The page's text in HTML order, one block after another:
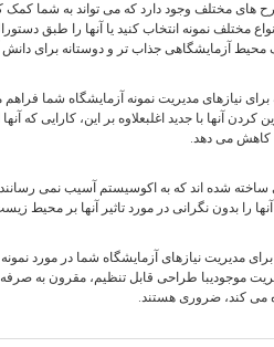
در رنگ ها و طرح های مختلف وجود دارد که می تواند
مختلف نمونه انتخاب کنید یا آنها را طبق
آزمایشگاهی جذاب تر و دوستانه برای
نیازهای مدیریت نمونه آزمایشگاه شما
آنها با جدید اغلبعلاوه بر این، کارایی که
کاهش می دهد.
شده اند که به اکوسیستم آسیب نمی رسانند.
را بدون نگرانی در مورد تاثیر آنها بر محیط
بهترین راه حل برای مدیریت نیازهای آزمایشگاه شما
موجودیبا طراحی قابل تنظیم، مقرون به
می کند، ضروری هستند.